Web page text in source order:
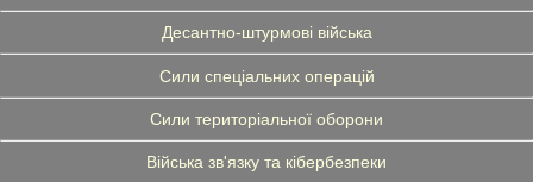
Десантно-штурмові війська
Сили спеціальних операцій
Сили територіальної оборони
Війська зв'язку та кібербезпеки